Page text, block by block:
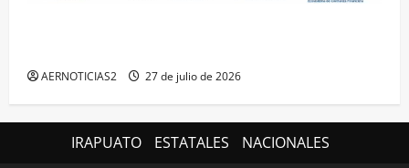
AERNOTICIAS2 27 de julio de 2026
IRAPUATO ESTATALES NACIONALES